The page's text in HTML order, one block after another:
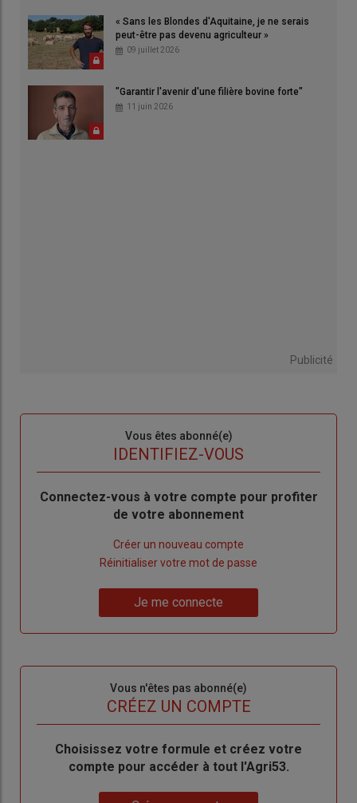
« Sans les Blondes d'Aquitaine, je ne serais
peut-être pas devenu agriculteur »
09 juillet 2026
"Garantir l'avenir d'une filière bovine forte"
11 juin 2026
Publicité
Vous êtes abonné(e)
IDENTIFIEZ-VOUS
Body
Connectez-vous à votre compte pour profiter
de votre abonnement
Créer un nouveau compte
de
Réinitialiser votre mot de passe
me
Je me connecte
Vous n'êtes pas abonné(e)
CRÉEZ UN COMPTE
BodyChoisissez votre formule et créez votre
compte pour accéder à tout l'Agri53.